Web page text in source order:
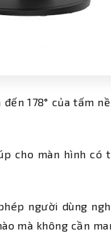
178° của tấm
cho màn hình
người dùng
mà không cần